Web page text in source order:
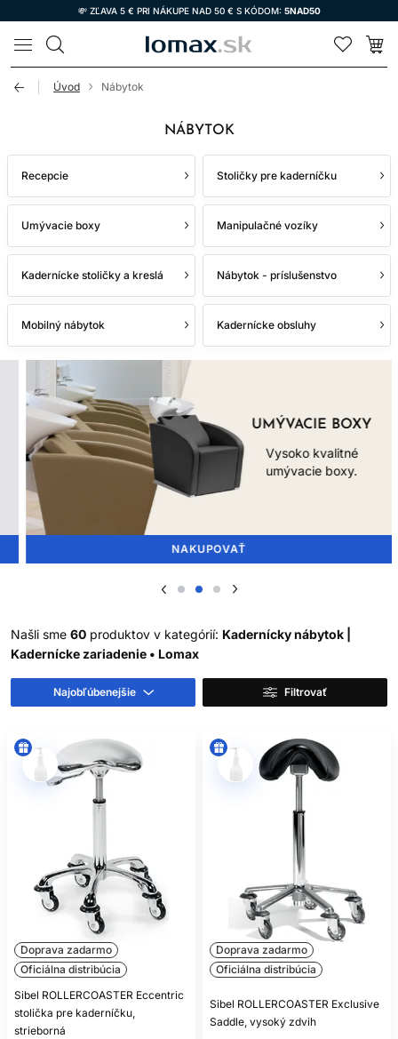
💸 ZĽAVA 5 € PRI NÁKUPE NAD 50 € S KÓDOM: 5NAD50
LOMAX
Úvod Nábytok
NÁBYTOK
UMÝVACIE BOXY
Vysoko kvalitné
umývacie boxy.
NAKUPOVAŤ
Recepcie Stoličky pre kaderníčku
Umývacie boxy Manipulačné vozíky
Kadernícke stoličky a kreslá Nábytok - príslušenstvo
Mobilný nábytok Kadernícke obsluhy
Našli sme 60 produktov v kategórií: Kadernícky nábytok |
Kadernícke zariadenie • Lomax
Najobľúbenejšie Filtrovať
Doprava zadarmo
Oficiálna distribúcia
Sibel ROLLERCOASTER Eccentric
stolička pre kaderníčku,
strieborná
Doprava zadarmo
Oficiálna distribúcia
Sibel ROLLERCOASTER Exclusive
Saddle, vysoký zdvih